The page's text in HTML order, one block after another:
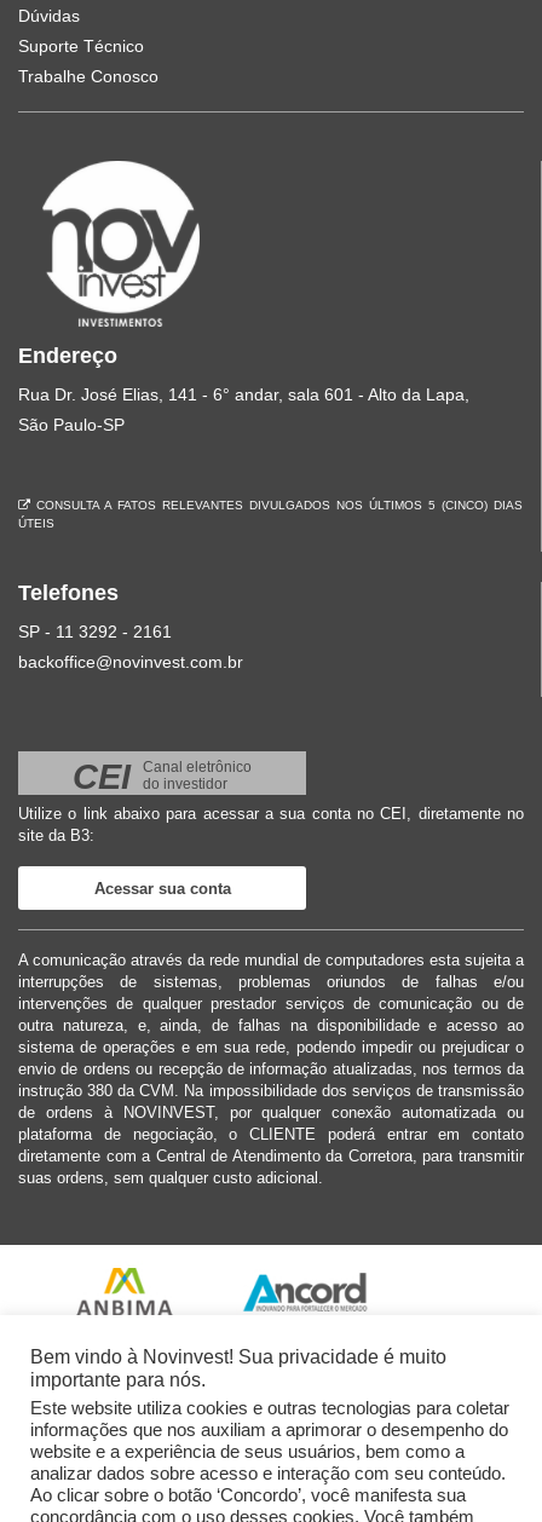
Dúvidas
Suporte Técnico
Trabalhe Conosco
Endereço
Rua Dr. José Elias, 141 - 6° andar, sala 601 - Alto da Lapa,
São Paulo-SP
CONSULTA A FATOS RELEVANTES DIVULGADOS NOS ÚLTIMOS 5 (CINCO) DIAS
ÚTEIS
Telefones
SP - 11 3292 - 2161
backoffice@novinvest.com.br
CEI
Canal eletrônico
do investidor
Utilize o link abaixo para acessar a sua conta no CEI, diretamente no
site da B3:
Acessar sua conta
A comunicação através da rede mundial de computadores esta sujeita a
interrupções de sistemas, problemas oriundos de falhas e/ou
intervenções de qualquer prestador serviços de comunicação ou de
outra natureza, e, ainda, de falhas na disponibilidade e acesso ao
sistema de operações e em sua rede, podendo impedir ou prejudicar o
envio de ordens ou recepção de informação atualizadas, nos termos da
instrução 380 da CVM. Na impossibilidade dos serviços de transmissão
de ordens à NOVINVEST, por qualquer conexão automatizada ou
plataforma de negociação, o CLIENTE poderá entrar em contato
diretamente com a Central de Atendimento da Corretora, para transmitir
suas ordens, sem qualquer custo adicional.
Bem vindo à Novinvest! Sua privacidade é muito
importante para nós.
Este website utiliza cookies e outras tecnologias para coletar
informações que nos auxiliam a aprimorar o desempenho do
website e a experiência de seus usuários, bem como a
analizar dados sobre acesso e interação com seu conteúdo.
Ao clicar sobre o botão ‘Concordo’, você manifesta sua
concordância com o uso desses cookies. Você também